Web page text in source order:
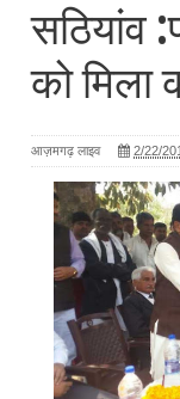
सठियांव
को मिला
आज़मगढ़ लाइव 2/22/